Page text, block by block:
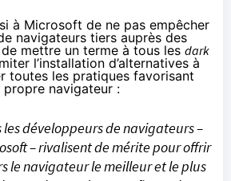
à Microsoft de ne pas empêcher
navigateurs tiers auprès des
mettre un terme à tous les dark
l’installation d’alternatives à
toutes les pratiques favorisant
navigateur :
les développeurs de navigateurs –
– rivalisent de mérite pour offrir
le navigateur le meilleur et le plus